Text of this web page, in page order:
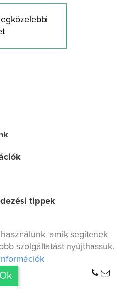
tippek
amik segítenek
szolgáltatást nyújthassuk.
Ok